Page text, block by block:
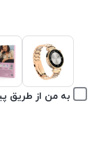
به من از طریق